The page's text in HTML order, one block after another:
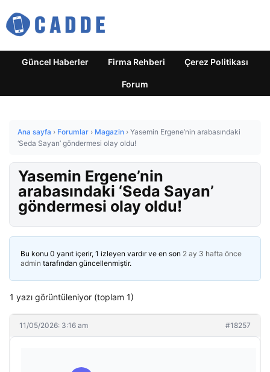
Güncel Haberler Firma Rehberi Çerez Politikası
Forum
Ana sayfa › Forumlar › Magazin › Yasemin Ergene’nin arabasındaki
‘Seda Sayan’ göndermesi olay oldu!
Yasemin Ergene’nin
arabasındaki ‘Seda Sayan’
göndermesi olay oldu!
Bu konu 0 yanıt içerir, 1 izleyen vardır ve en son 2 ay 3 hafta önce
admin tarafından güncellenmiştir.
1 yazı görüntüleniyor (toplam 1)
11/05/2026: 3:16 am #18257